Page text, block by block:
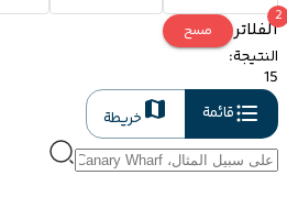
الفلاتر
2
مسح
النتيجة:
15
قائمة
خريطة